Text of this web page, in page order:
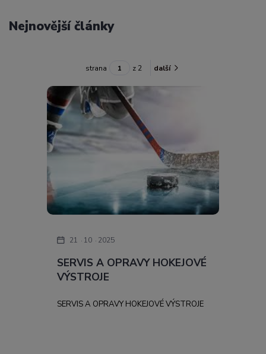
Nejnovější články
strana z 2 další
SERVIS A OPRAVY HOKEJOVÉ
VÝSTROJE
21 10 2025
SERVIS A OPRAVY HOKEJOVÉ VÝSTROJE